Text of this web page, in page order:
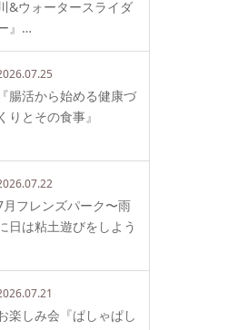
&ウォータースライダ
』…
『腸活から始める健康づ
くりとその食事』
月フレンズパーク〜雨
日は粘土遊びをしよう
楽しみ会『ぱしゃぱし